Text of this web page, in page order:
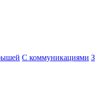
С коммуникациями